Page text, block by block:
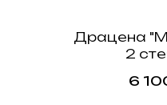
Драцена
2
6